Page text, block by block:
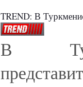
TREND: В
В